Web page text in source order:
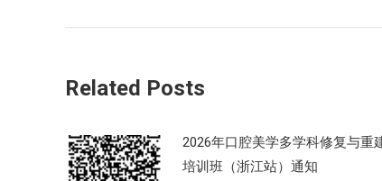
Related Posts
2026年口腔美学多学科修复与重
培训班（浙江站）通知